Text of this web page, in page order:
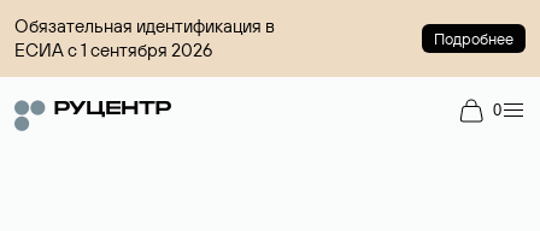
Обязательная идентификация в
ЕСИА с 1 сентября 2026
Подробнее
0